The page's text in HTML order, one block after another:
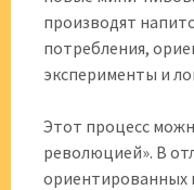
производят
потребления,
эксперименты и
Этот процесс
революцией». В
ориентированных